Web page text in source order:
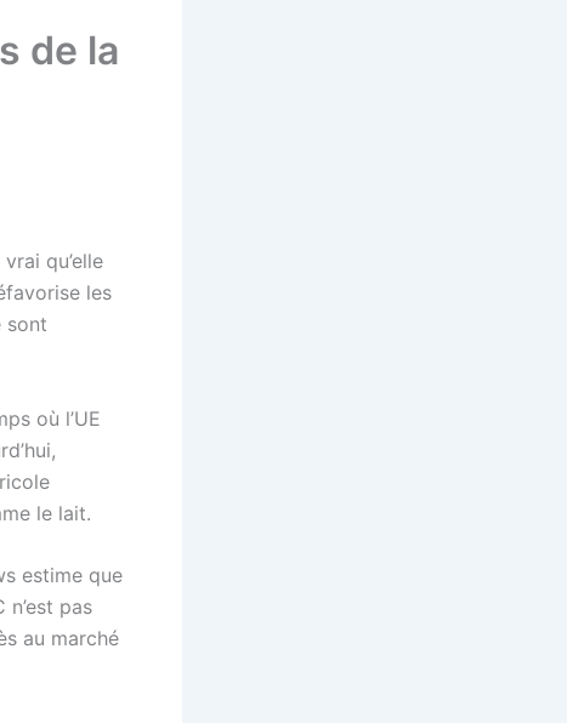
de la
qu’elle
les
sont
où l’UE
le lait.
estime que
pas
au marché